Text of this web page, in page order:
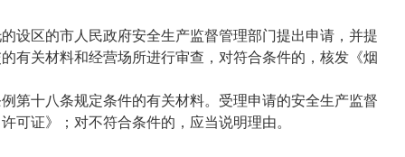
区的市人民政府安全生产监督管理部门提出申请，并提
有关材料和经营场所进行审查，对符合条件的，核发《烟
十八条规定条件的有关材料。受理申请的安全生产监督
可证》；对不符合条件的，应当说明理由。